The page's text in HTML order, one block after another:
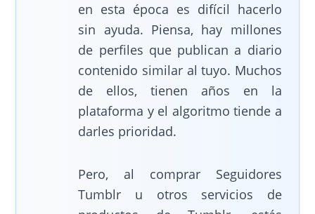
en esta época es difícil hacerlo
sin ayuda. Piensa, hay millones
de perfiles que publican a diario
contenido similar al tuyo. Muchos
de ellos, tienen años en la
plataforma y el algoritmo tiende a
darles prioridad.
Pero, al comprar Seguidores
Tumblr u otros servicios de